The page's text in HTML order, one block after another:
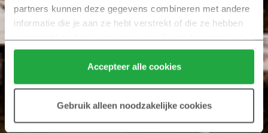
partners kunnen deze gegevens combineren met andere
informatie die je aan ze hebt verstrekt of die ze hebben
verzameld op basis van jouw gebruik van hun services.
Klik hier voor meer informatie over ons cookiebeleid.
Accepteer alle cookies
Gebruik alleen noodzakelijke cookies